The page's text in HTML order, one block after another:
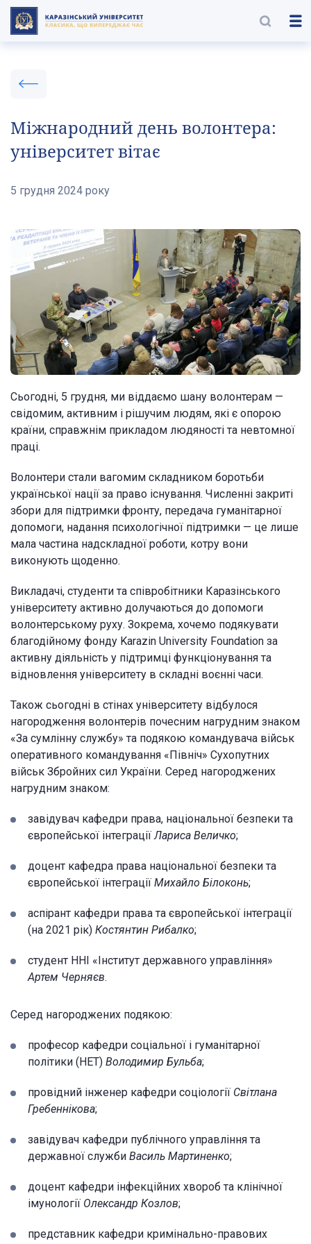
Міжнародний день волонтера:
університет вітає
5 грудня 2024 року
Сьогодні, 5 грудня, ми віддаємо шану волонтерам —
свідомим, активним і рішучим людям, які є опорою
країни, справжнім прикладом людяності та невтомної
праці.
Волонтери стали вагомим складником боротьби
української нації за право існування. Численні закриті
збори для підтримки фронту, передача гуманітарної
допомоги, надання психологічної підтримки — це лише
мала частина надскладної роботи, котру вони
виконують щоденно.
Викладачі, студенти та співробітники Каразінського
університету активно долучаються до допомоги
волонтерському руху. Зокрема, хочемо подякувати
благодійному фонду Karazin University Foundation за
активну діяльність у підтримці функціонування та
відновлення університету в складні воєнні часи.
Також сьогодні в стінах університету відбулося
нагородження волонтерів почесним нагрудним знаком
«За сумлінну службу» та подякою командувача військ
оперативного командування «Північ» Сухопутних
військ Збройних сил України. Серед нагороджених
нагрудним знаком:
завідувач кафедри права, національної безпеки та
європейської інтеграції Лариса Величко;
доцент кафедра права національної безпеки та
європейської інтеграції Михайло Білоконь;
аспірант кафедри права та європейської інтеграції
(на 2021 рік) Костянтин Рибалко;
студент ННІ «Інститут державного управління»
Артем Черняєв.
Серед нагороджених подякою:
професор кафедри соціальної і гуманітарної
політики (НЕТ) Володимир Бульба;
провідний інженер кафедри соціології Світлана
Гребеннікова;
завідувач кафедри публічного управління та
державної служби Василь Мартиненко;
доцент кафедри інфекційних хвороб та клінічної
імунології Олександр Козлов;
представник кафедри кримінально-правових